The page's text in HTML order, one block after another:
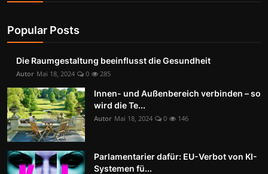
Popular Posts
Die Raumgestaltung beeinflusst die Gesundheit
Autor Mai 18, 2024 0 285
Innen- und Außenbereich verbinden – so
wird die Te...
Autor Mai 18, 2024 0 146
Parlamentarier dafür: EU-Verbot von KI-
Systemen fü...